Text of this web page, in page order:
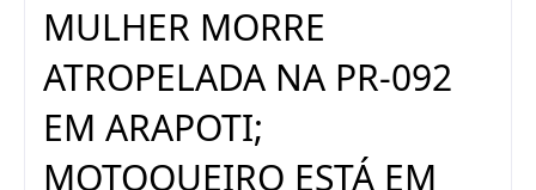
MULHER MORRE
ATROPELADA NA PR-092
EM ARAPOTI;
MOTOQUEIRO ESTÁ EM